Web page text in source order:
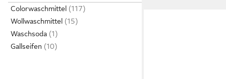
Colorwaschmittel
Wollwaschmittel
Waschsoda
Gallseifen